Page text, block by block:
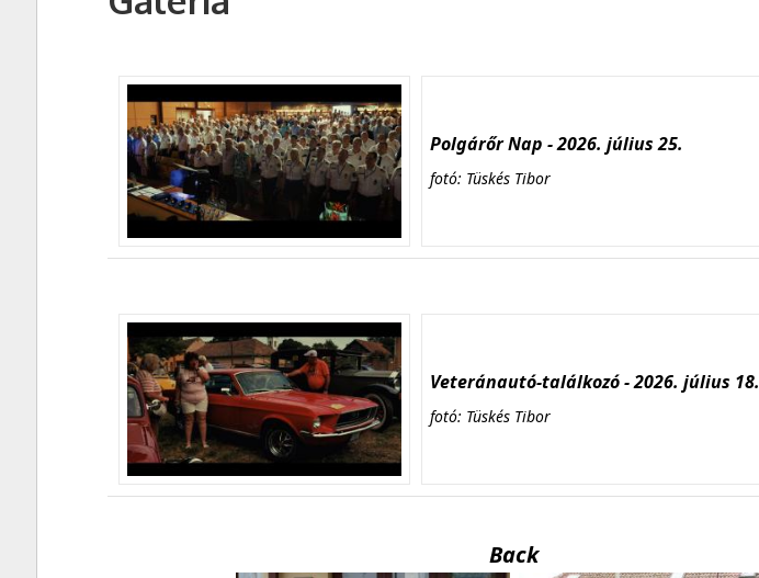
Polgárőr Nap - 2026. július 25.
fotó: Tüskés Tibor
Veteránautó-találkozó - 2026. július 18.
fotó: Tüskés Tibor
Back